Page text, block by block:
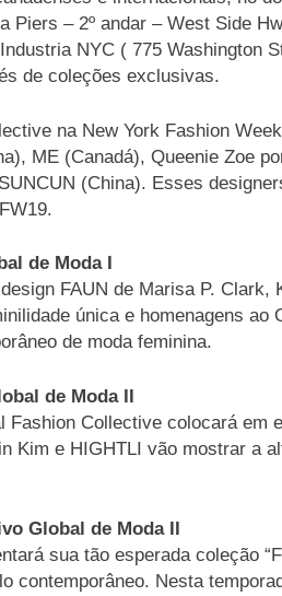
Piers – 2º andar – West Side
NYC ( 775 Washington
de coleções exclusivas.
na New York Fashion
ME (Canadá), Queenie Zoe
(China). Esses
de Moda I
FAUN de Marisa P. Clark,
única e homenagens ao
de moda feminina.
de Moda II
Fashion Collective colocará em
Kim e HIGHTLI vão mostrar a
Global de Moda II
sua tão esperada coleção
contemporâneo. Nesta